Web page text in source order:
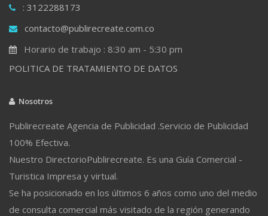
: 3122288173
contacto@publirecreate.com.co
Horario de trabajo : 8:30 am - 5:30 pm
POLITICA DE TRATAMIENTO DE DATOS
Nosotros
Publirecreate Agencia de Publicidad .Servicio de Publicidad
100% Efectiva.
Nuestro DirectorioPublirecreate. Es una Guía Comercial -
Turistica Impresa y virtual.
Se ha posicionado en los últimos 6 años como uno del medio
de consulta comercial más visitado de la región generando